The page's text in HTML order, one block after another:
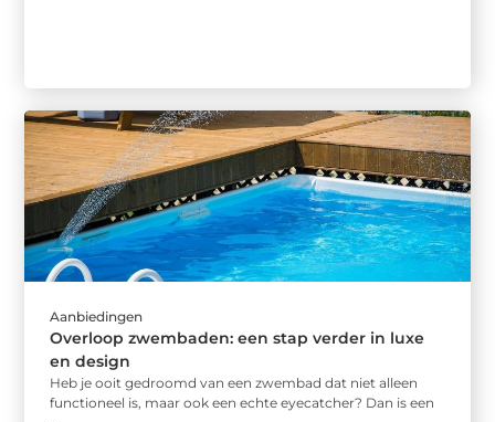
Aanbiedingen
Overloop zwembaden: een stap verder in luxe
en design
Heb je ooit gedroomd van een zwembad dat niet alleen
functioneel is, maar ook een echte eyecatcher? Dan is een